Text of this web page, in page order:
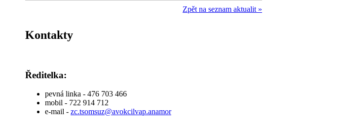
Zpět na seznam aktualit »
Kontakty
Ředitelka:
pevná linka - 476 703 466
mobil - 722 914 712
e-mail - zc.tsomsuz@avokcilvap.anamor